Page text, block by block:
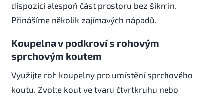
dispozici alespoň část prostoru bez šikmin.
Přinášíme několik zajímavých nápadů.
Koupelna v podkroví s rohovým
sprchovým koutem
Využijte roh koupelny pro umístění sprchového
koutu. Zvolte kout ve tvaru čtvrtkruhu nebo